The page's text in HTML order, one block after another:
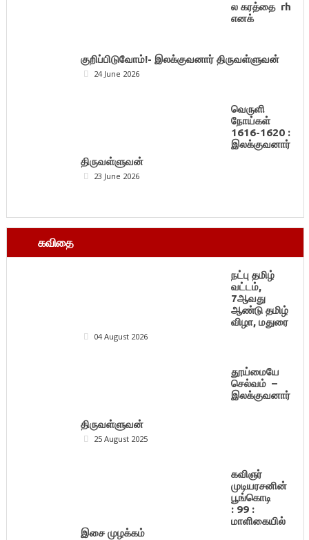
ல கரத்தை rh
எனக்
குறிப்பிடுவோம்!- இலக்குவனார் திருவள்ளுவன்
24 June 2026
வெருளி
நோய்கள்
1616-1620 :
இலக்குவனார்
திருவள்ளுவன்
23 June 2026
கவிதை
நட்பு தமிழ்
வட்டம்,
7ஆவது
ஆண்டு தமிழ்
விழா, மதுரை
04 August 2026
தூய்மையே
செல்வம் –
இலக்குவனார்
திருவள்ளுவன்
25 August 2025
கவிஞர்
முடியரசனின்
பூங்கொடி
: 99 :
மாளிகையில்
இசை முழக்கம்